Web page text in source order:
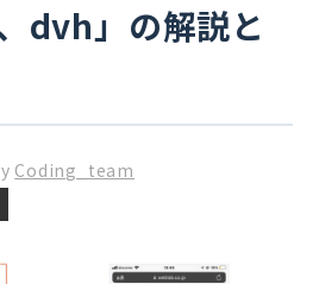
dvh」の解説と
Coding_team